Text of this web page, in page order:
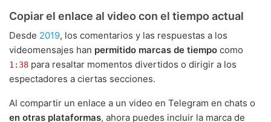
Copiar el enlace al video con el tiempo actual
Desde 2019, los comentarios y las respuestas a los
videomensajes han permitido marcas de tiempo como
1:38 para resaltar momentos divertidos o dirigir a los
espectadores a ciertas secciones.
Al compartir un enlace a un video en Telegram en chats o
en otras plataformas, ahora puedes incluir la marca de